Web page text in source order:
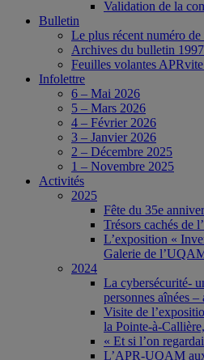
Validation de la
Bulletin
Le plus récent numéro
Archives du bulletin
Feuilles volantes
Infolettre
6 – Mai 2026
5 – Mars 2026
4 – Février 2026
3 – Janvier 2026
2 – Décembre 2025
1 – Novembre 2025
Activités
2025
Fête du 35e
Trésors cachés de
L’exposition «
Galerie de
2024
La cybersécurité-
personnes aînées
Visite de
la Pointe-à-
« Et si l’on
L’APR-UQAM